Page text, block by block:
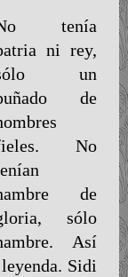
tenía
ni rey,
un
de
No
de
sólo
Así
Sidi